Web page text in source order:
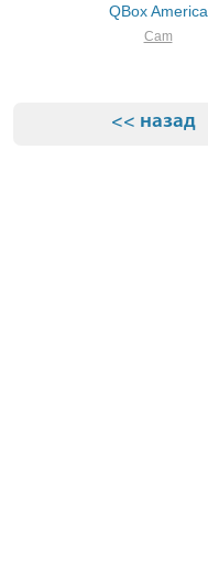
QBox America
Cam
<< назад